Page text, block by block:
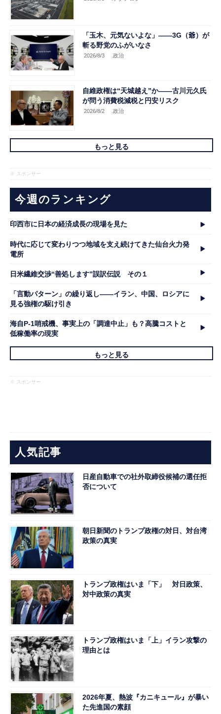
「玉木、元気ないよな」――3G（爺）が
斬る野党のふがいなさ
2026/8/3 .政治
自維政権は“天城越え”か――古川元久氏
が問う消費税減税と円安リスク
2026/8/2 .政治
もっと見る
※ スポンサー
今週のランキング
印西市に日本の経済成長の現場を見た
時代に応じて変わりつつ地域を支え続けてきた仙台火力発
電所
日米繊維交渉“善処します”誤訳伝説 その１
「言動パターン」の繰り返し――イラン、中国、ロシアに
見る強権の駆け引き
海自P-1哨戒機、事実上の「調達中止」も？高騰コストと
低稼働率の現実
もっと見る
※ スポンサー
人気記事
日産自動車での社外取締役候補の選任拒
否について
朝日新聞のトランプ政権の対日、対台湾
政策の真実
トランプ政権はいま「下」 対日政策、
対中政策の真実
トランプ政権はいま「上」イラン攻撃の
理由とは
2026年夏、熱波『カニキュール』が暴い
た先進国の素顔